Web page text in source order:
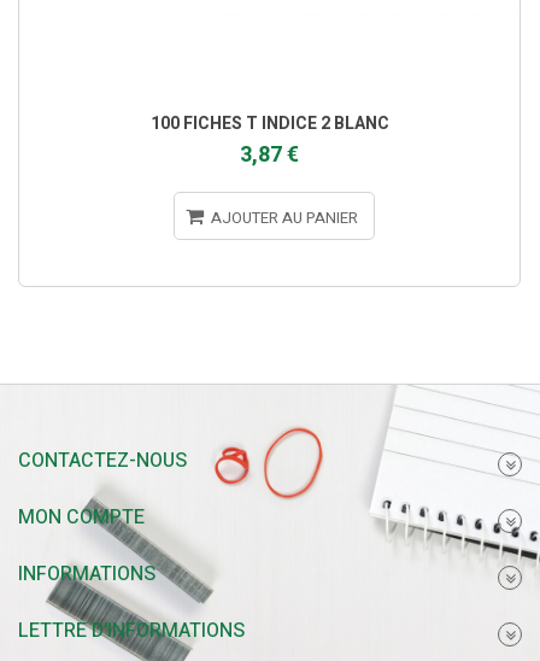
100 FICHES T INDICE 2 BLANC
3,87 €
AJOUTER AU PANIER
CONTACTEZ-NOUS
MON COMPTE
INFORMATIONS
LETTRE D'INFORMATIONS